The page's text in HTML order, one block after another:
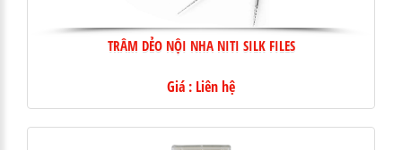
TRÂM DẺO NỘI NHA NITI SILK FILES
Giá : Liên hệ